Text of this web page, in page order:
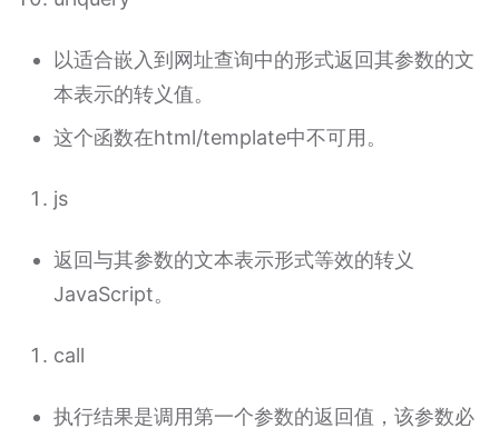
以适合嵌入到网址查询中的形式返回其参数的文
本表示的转义值。
这个函数在html/template中不可用。
js
返回与其参数的文本表示形式等效的转义
JavaScript。
call
执行结果是调用第一个参数的返回值，该参数必